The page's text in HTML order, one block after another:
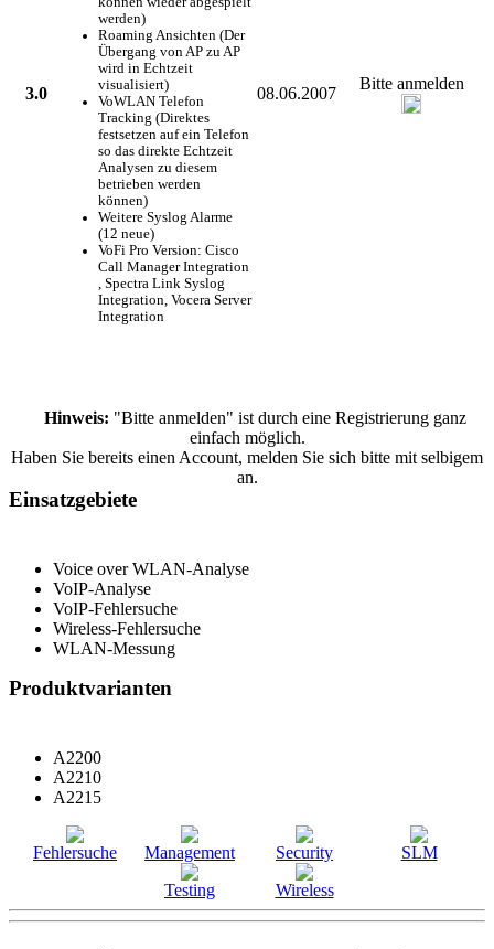
3.0
werden)
Roaming Ansichten (Der
Übergang von AP zu AP
wird in Echtzeit
visualisiert)
VoWLAN Telefon
Tracking (Direktes
festsetzen auf ein Telefon
so das direkte Echtzeit
Analysen zu diesem
betrieben werden
können)
Weitere Syslog Alarme
(12 neue)
VoFi Pro Version: Cisco
Call Manager Integration
, Spectra Link Syslog
Integration, Vocera Server
Integration
08.06.2007
Bitte anmelden
Hinweis: "Bitte anmelden" ist durch eine Registrierung ganz
einfach möglich.
Haben Sie bereits einen Account, melden Sie sich bitte mit selbigem
an.
Einsatzgebiete
Voice over WLAN-Analyse
VoIP-Analyse
VoIP-Fehlersuche
Wireless-Fehlersuche
WLAN-Messung
Produktvarianten
A2200
A2210
A2215
Fehlersuche Management Security
SLM
Testing
Wireless